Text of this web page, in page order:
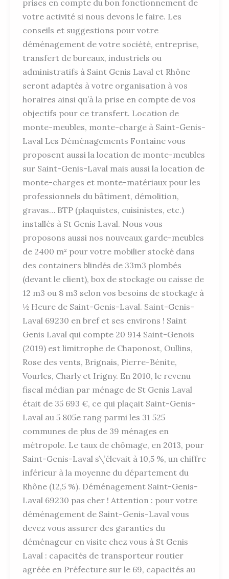
prises en compte du bon fonctionnement de
votre activité si nous devons le faire. Les
conseils et suggestions pour votre
déménagement de votre société, entreprise,
transfert de bureaux, industriels ou
administratifs à Saint Genis Laval et Rhône
seront adaptés à votre organisation à vos
horaires ainsi qu’à la prise en compte de vos
objectifs pour ce transfert. Location de
monte-meubles, monte-charge à Saint-Genis-
Laval Les Déménagements Fontaine vous
proposent aussi la location de monte-meubles
sur Saint-Genis-Laval mais aussi la location de
monte-charges et monte-matériaux pour les
professionnels du bâtiment, démolition,
gravas… BTP (plaquistes, cuisinistes, etc.)
installés à St Genis Laval. Nous vous
proposons aussi nos nouveaux garde-meubles
de 2400 m² pour votre mobilier stocké dans
des containers blindés de 33m3 plombés
(devant le client), box de stockage ou caisse de
12 m3 ou 8 m3 selon vos besoins de stockage à
½ Heure de Saint-Genis-Laval. Saint-Genis-
Laval 69230 en bref et ses environs ! Saint
Genis Laval qui compte 20 914 Saint-Genois
(2019) est limitrophe de Chaponost, Oullins,
Rose des vents, Brignais, Pierre-Bénite,
Vourles, Charly et Irigny. En 2010, le revenu
fiscal médian par ménage de St Genis Laval
était de 35 693 €, ce qui plaçait Saint-Genis-
Laval au 5 805e rang parmi les 31 525
communes de plus de 39 ménages en
métropole. Le taux de chômage, en 2013, pour
Saint-Genis-Laval s\’élevait à 10,5 %, un chiffre
inférieur à la moyenne du département du
Rhône (12,5 %). Déménagement Saint-Genis-
Laval 69230 pas cher ! Attention : pour votre
déménagement de Saint-Genis-Laval vous
devez vous assurer des garanties du
déménageur en visite chez vous à St Genis
Laval : capacités de transporteur routier
agréée en Préfecture sur le 69, capacités au